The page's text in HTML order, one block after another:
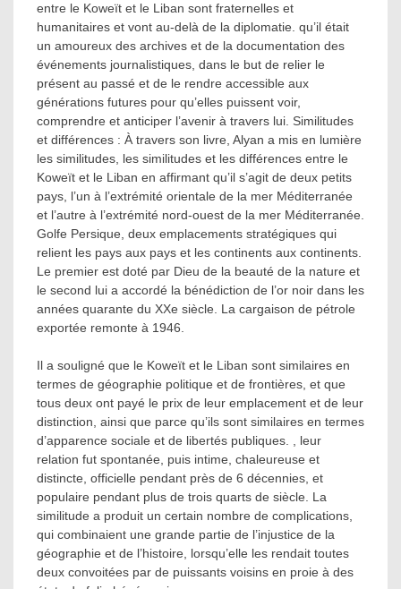
entre le Koweït et le Liban sont fraternelles et
humanitaires et vont au-delà de la diplomatie. qu’il était
un amoureux des archives et de la documentation des
événements journalistiques, dans le but de relier le
présent au passé et de le rendre accessible aux
générations futures pour qu’elles puissent voir,
comprendre et anticiper l’avenir à travers lui. Similitudes
et différences : À travers son livre, Alyan a mis en lumière
les similitudes, les similitudes et les différences entre le
Koweït et le Liban en affirmant qu’il s’agit de deux petits
pays, l’un à l’extrémité orientale de la mer Méditerranée
et l’autre à l’extrémité nord-ouest de la mer Méditerranée.
Golfe Persique, deux emplacements stratégiques qui
relient les pays aux pays et les continents aux continents.
Le premier est doté par Dieu de la beauté de la nature et
le second lui a accordé la bénédiction de l’or noir dans les
années quarante du XXe siècle. La cargaison de pétrole
exportée remonte à 1946.
Il a souligné que le Koweït et le Liban sont similaires en
termes de géographie politique et de frontières, et que
tous deux ont payé le prix de leur emplacement et de leur
distinction, ainsi que parce qu’ils sont similaires en termes
d’apparence sociale et de libertés publiques. , leur
relation fut spontanée, puis intime, chaleureuse et
distincte, officielle pendant près de 6 décennies, et
populaire pendant plus de trois quarts de siècle. La
similitude a produit un certain nombre de complications,
qui combinaient une grande partie de l’injustice de la
géographie et de l’histoire, lorsqu’elle les rendait toutes
deux convoitées par de puissants voisins en proie à des